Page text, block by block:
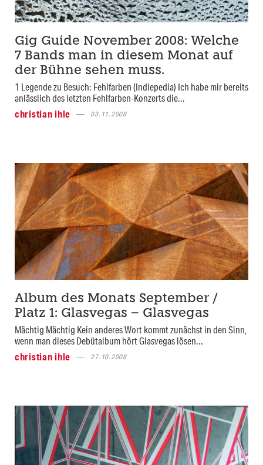
Gig Guide November 2008: Welche
7 Bands man in diesem Monat auf
der Bühne sehen muss.
1 Legende zu Besuch: Fehlfarben (Indiepedia) Ich habe mir bereits
anlässlich des letzten Fehlfarben-Konzerts die...
christian ihle
03.11.2008
Album des Monats September /
Platz 1: Glasvegas – Glasvegas
Mächtig Mächtig Kein anderes Wort kommt zunächst in den Sinn,
wenn man dieses Debütalbum hört Glasvegas lösen...
christian ihle
27.10.2008